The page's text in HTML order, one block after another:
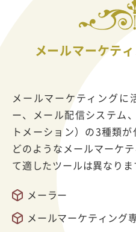
メールマーケテ
メールマーケティングに
ー、メール配信システム
トメーション）の3種類
どのようなメールマーケ
て適したツールは異なりま
メーラー
メールマーケティング